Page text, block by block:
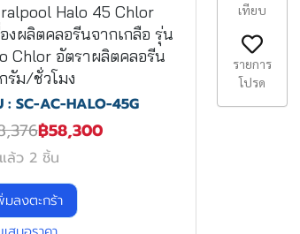
Halo 45 Chlor
งผลิตคลอรีนจากเกลือ รุ่น
Chlor อัตราผลิตคลอรีน
รัม/ชั่วโมง
: SC-AC-HALO-45G
฿58,300
ล้ว 2 ชิ้น
มลงตะกร้า
เทียบ
รายการ
โปรด